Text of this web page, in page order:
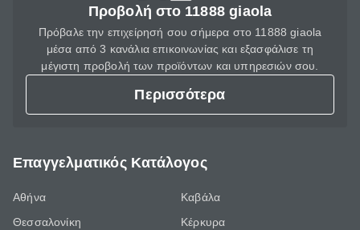
Προβολή στο 11888 giaola
Πρόβαλε την επιχείρησή σου σήμερα στο 11888 giaola
μέσα από 3 κανάλια επικοινωνίας και εξασφάλισε τη
μέγιστη προβολή των προϊόντων και υπηρεσιών σου.
Περισσότερα
Επαγγελματικός Κατάλογος
Αθήνα
Θεσσαλονίκη
Καβάλα
Κέρκυρα